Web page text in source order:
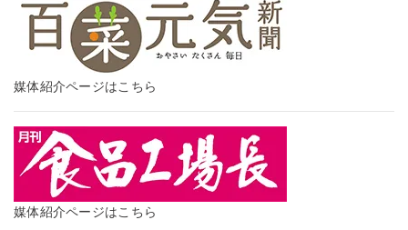
媒体紹介ページはこちら
媒体紹介ページはこちら